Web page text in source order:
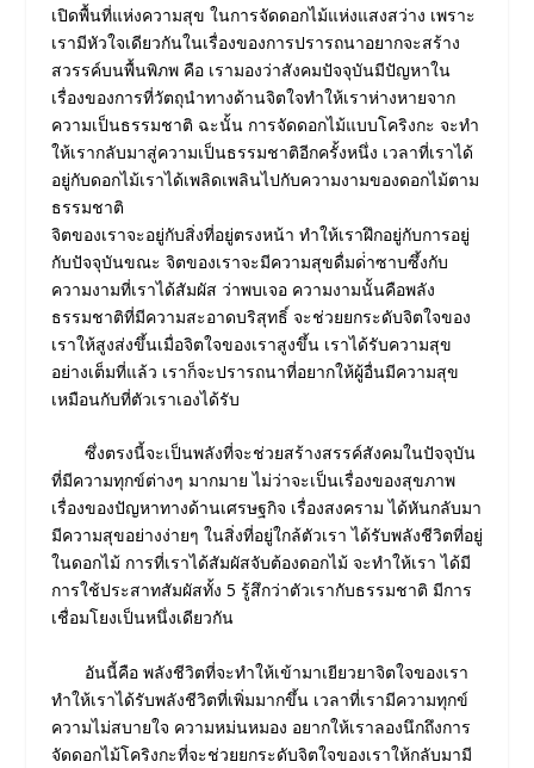
เปิดพื้นที่แห่งความสุข ในการจัดดอกไม้แห่งแสงสว่าง เพราะ
เรามีหัวใจเดียวกันในเรื่องของการปรารถนาอยากจะสร้าง
สวรรค์บนพื้นพิภพ คือ เรามองว่าสังคมปัจจุบันมีปัญหาใน
เรื่องของการที่วัตถุนําทางด้านจิตใจทําให้เราห่างหายจาก
ความเป็นธรรมชาติ ฉะนั้น การจัดดอกไม้แบบโคริงกะ จะทํา
ให้เรากลับมาสู่ความเป็นธรรมชาติอีกครั้งหนึ่ง เวลาที่เราได้
อยู่กับดอกไม้เราได้เพลิดเพลินไปกับความงามของดอกไม้ตาม
ธรรมชาติ
จิตของเราจะอยู่กับสิ่งที่อยู่ตรงหน้า ทําให้เราฝึกอยู่กับการอยู่
กับปัจจุบันขณะ จิตของเราจะมีความสุขดื่มด่ําซาบซึ้งกับ
ความงามที่เราได้สัมผัส ว่าพบเจอ ความงามนั้นคือพลัง
ธรรมชาติที่มีความสะอาดบริสุทธิ์ จะช่วยยกระดับจิตใจของ
เราให้สูงส่งขึ้นเมื่อจิตใจของเราสูงขึ้น เราได้รับความสุข
อย่างเต็มที่แล้ว เราก็จะปรารถนาที่อยากให้ผู้อื่นมีความสุข
เหมือนกับที่ตัวเราเองได้รับ
ซึ่งตรงนี้จะเป็นพลังที่จะช่วยสร้างสรรค์สังคมในปัจจุบัน
ที่มีความทุกข์ต่างๆ มากมาย ไม่ว่าจะเป็นเรื่องของสุขภาพ
เรื่องของปัญหาทางด้านเศรษฐกิจ เรื่องสงคราม ได้หันกลับมา
มีความสุขอย่างง่ายๆ ในสิ่งที่อยู่ใกล้ตัวเรา ได้รับพลังชีวิตที่อยู่
ในดอกไม้ การที่เราได้สัมผัสจับต้องดอกไม้ จะทําให้เรา ได้มี
การใช้ประสาทสัมผัสทั้ง 5 รู้สึกว่าตัวเรากับธรรมชาติ มีการ
เชื่อมโยงเป็นหนึ่งเดียวกัน
อันนี้คือ พลังชีวิตที่จะทําให้เข้ามาเยียวยาจิตใจของเรา
ทําให้เราได้รับพลังชีวิตที่เพิ่มมากขึ้น เวลาที่เรามีความทุกข์
ความไม่สบายใจ ความหม่นหมอง อยากให้เราลองนึกถึงการ
จัดดอกไม้โคริงกะที่จะช่วยยกระดับจิตใจของเราให้กลับมามี